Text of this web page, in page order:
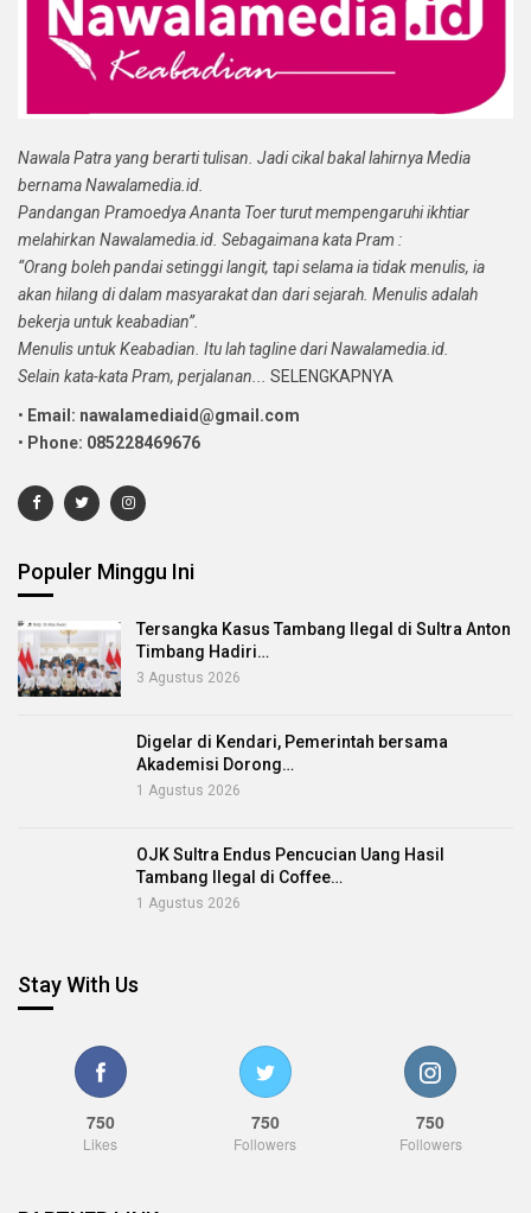
Nawala Patra yang berarti tulisan. Jadi cikal bakal lahirnya Media
bernama Nawalamedia.id.
Pandangan Pramoedya Ananta Toer turut mempengaruhi ikhtiar
melahirkan Nawalamedia.id. Sebagaimana kata Pram :
“Orang boleh pandai setinggi langit, tapi selama ia tidak menulis, ia
akan hilang di dalam masyarakat dan dari sejarah. Menulis adalah
bekerja untuk keabadian”.
Menulis untuk Keabadian. Itu lah tagline dari Nawalamedia.id.
Selain kata-kata Pram, perjalanan... SELENGKAPNYA
• Email: nawalamediaid@gmail.com
• Phone: 085228469676
Populer Minggu Ini
Tersangka Kasus Tambang Ilegal di Sultra Anton
Timbang Hadiri…
3 Agustus 2026
Digelar di Kendari, Pemerintah bersama
Akademisi Dorong…
1 Agustus 2026
OJK Sultra Endus Pencucian Uang Hasil
Tambang Ilegal di Coffee…
1 Agustus 2026
Stay With Us
750
Likes
750
Followers
750
Followers